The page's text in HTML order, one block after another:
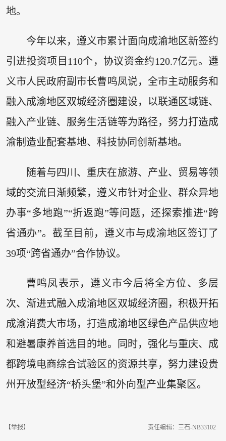
地。
今年以来，遵义市累计面向成渝地区新签约
引进投资项目110个，协议资金约120.7亿元。遵
义市人民政府副市长曹鸣凤说，全市主动服务和
融入成渝地区双城经济圈建设，以联通区域链、
融入产业链、服务生活链等为路径，努力打造成
渝制造业配套基地、科技协同创新基地。
随着与四川、重庆在旅游、产业、贸易等领
域的交流日渐频繁，遵义市针对企业、群众异地
办事“多地跑”“折返跑”等问题，还探索推进“跨
省通办”。截至目前，遵义市与成渝地区签订了
39项“跨省通办”合作协议。
曹鸣凤表示，遵义市今后将全方位、多层
次、渐进式融入成渝地区双城经济圈，积极开拓
成渝消费大市场，打造成渝地区绿色产品供应地
和避暑康养首选目的地。同时，强化与重庆、成
都跨境电商综合试验区的资源共享，努力建设贵
州开放型经济“桥头堡”和外向型产业集聚区。
【举报】 责任编辑：三石-NB33102